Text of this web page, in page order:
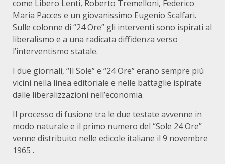
come Libero Lenti, Roberto Tremelloni, Federico
Maria Pacces e un giovanissimo Eugenio Scalfari.
Sulle colonne di “24 Ore” gli interventi sono ispirati al
liberalismo e a una radicata diffidenza verso
l’interventismo statale.
I due giornali, “Il Sole” e “24 Ore” erano sempre più
vicini nella linea editoriale e nelle battaglie ispirate
dalle liberalizzazioni nell’economia.
Il processo di fusione tra le due testate avvenne in
modo naturale e il primo numero del “Sole 24 Ore”
venne distribuito nelle edicole italiane il 9 novembre
1965 .